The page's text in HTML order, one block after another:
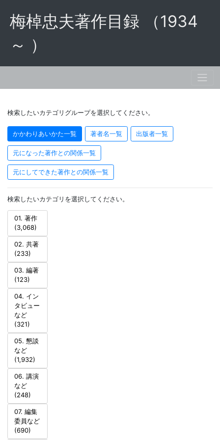
梅棹忠夫著作目録 （1934
～ ）
検索したいカテゴリグループを選択してください。
かかわりあいかた一覧 著者名一覧 出版者一覧
元になった著作との関係一覧
元にしてできた著作との関係一覧
検索したいカテゴリを選択してください。
01. 著作
(3,068)
02. 共著
(233)
03. 編著
(123)
04. イン
タビュー
など
(321)
05. 懇談
など
(1,932)
06. 講演
など
(248)
07. 編集
委員など
(690)